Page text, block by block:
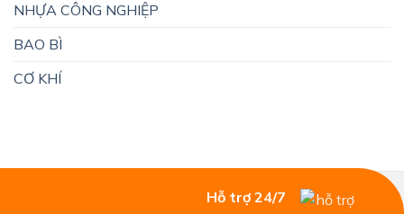
NHỰA CÔNG NGHIỆP
BAO BÌ
CƠ KHÍ
Hỗ trợ 24/7